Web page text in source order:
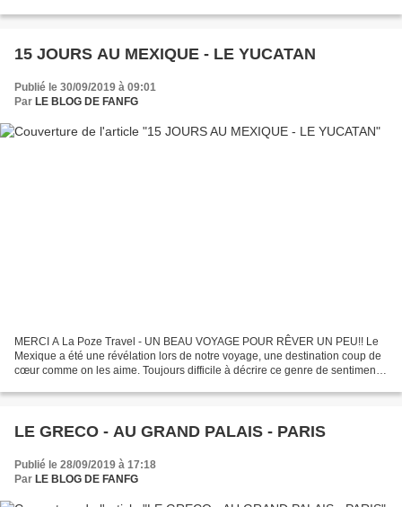
15 JOURS AU MEXIQUE - LE YUCATAN
Publié le 30/09/2019 à 09:01
Par LE BLOG DE FANFG
MERCI A La Poze Travel - UN BEAU VOYAGE POUR RÊVER UN PEU!! Le
Mexique a été une révélation lors de notre voyage, une destination coup de
cœur comme on les aime. Toujours difficile à décrire ce genre de sentiment.
LE GRECO - AU GRAND PALAIS - PARIS
Publié le 28/09/2019 à 17:18
Par LE BLOG DE FANFG